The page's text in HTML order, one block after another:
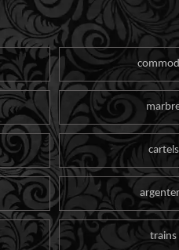
cartels
trains